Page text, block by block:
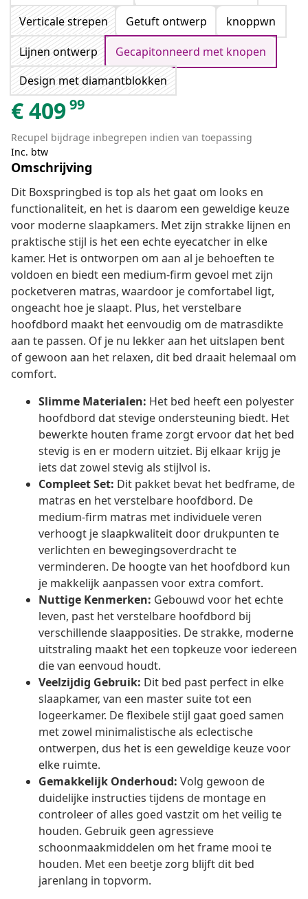
Verticale strepen
Getuft ontwerp
knoppwn
Lijnen ontwerp
Gecapitonneerd met knopen
Design met diamantblokken
€40999
Recupel bijdrage inbegrepen indien van toepassing
Inc. btw
Omschrijving
Dit Boxspringbed is top als het gaat om looks en
functionaliteit, en het is daarom een geweldige keuze
voor moderne slaapkamers. Met zijn strakke lijnen en
praktische stijl is het een echte eyecatcher in elke
kamer. Het is ontworpen om aan al je behoeften te
voldoen en biedt een medium-firm gevoel met zijn
pocketveren matras, waardoor je comfortabel ligt,
ongeacht hoe je slaapt. Plus, het verstelbare
hoofdbord maakt het eenvoudig om de matrasdikte
aan te passen. Of je nu lekker aan het uitslapen bent
of gewoon aan het relaxen, dit bed draait helemaal om
comfort.
Slimme Materialen: Het bed heeft een polyester
hoofdbord dat stevige ondersteuning biedt. Het
bewerkte houten frame zorgt ervoor dat het bed
stevig is en er modern uitziet. Bij elkaar krijg je
iets dat zowel stevig als stijlvol is.
Compleet Set: Dit pakket bevat het bedframe, de
matras en het verstelbare hoofdbord. De
medium-firm matras met individuele veren
verhoogt je slaapkwaliteit door drukpunten te
verlichten en bewegingsoverdracht te
verminderen. De hoogte van het hoofdbord kun
je makkelijk aanpassen voor extra comfort.
Nuttige Kenmerken: Gebouwd voor het echte
leven, past het verstelbare hoofdbord bij
verschillende slaapposities. De strakke, moderne
uitstraling maakt het een topkeuze voor iedereen
die van eenvoud houdt.
Veelzijdig Gebruik: Dit bed past perfect in elke
slaapkamer, van een master suite tot een
logeerkamer. De flexibele stijl gaat goed samen
met zowel minimalistische als eclectische
ontwerpen, dus het is een geweldige keuze voor
elke ruimte.
Gemakkelijk Onderhoud: Volg gewoon de
duidelijke instructies tijdens de montage en
controleer of alles goed vastzit om het veilig te
houden. Gebruik geen agressieve
schoonmaakmiddelen om het frame mooi te
houden. Met een beetje zorg blijft dit bed
jarenlang in topvorm.